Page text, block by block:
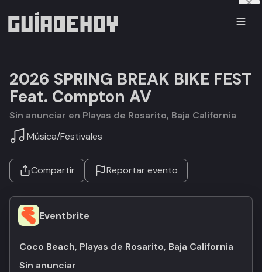
2026 SPRING BREAK BIKE FEST
Feat. Compton AV
Sin anunciar en Playas de Rosarito, Baja California
Música/Festivales
Compartir Reportar evento
Eventbrite
Coco Beach, Playas de Rosarito, Baja California
Sin anunciar